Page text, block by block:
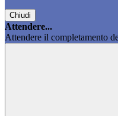
Chiudi
Attendere...
Attendere il completamento